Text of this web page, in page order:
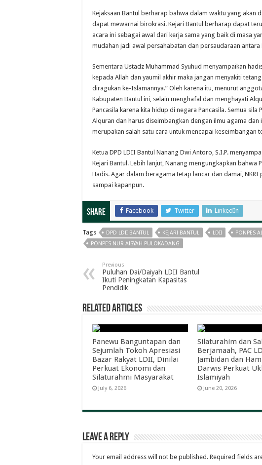
Kejaksaan Bantul berharap bahwa dalam waktu yang akan
dapat mewarnai birokrasi. Kejari Bantul berharap dapat
acara ini sebagai awal dari kerja sama yang baik di masa
mudahan jadi awal persahabatan dan persaudaraan antara
Sementara Ustadz Muhammad Syuhud menyampaikan
kepada Allah dan yaumil akhir maka jangan menyakiti
diragukan ke-Islamannya.” Oleh karena itu, menurut
Kabupaten Bantul ini, selain menghafal dan menghayati
Pancasila karena kita hidup di negara Pancasila. Semua sila
Alquran dan harus diseimbangkan dengan ilmu agama dan
merupakan salah satu cara untuk mencapai keseimbangan
Ketua DPD LDII Bantul Nanang Dwi Antoro, S.I.P.
Kejari Bantul. Lebih lanjut, Nanang mengungkapkan bahwa
Hadis. Agar dalam beragama tetap lancar dan damai,
sampai kapanpun.
Share Facebook Twitter LinkedIn
Tags DPD LDII BANTUL KEJARI BANTUL LDII
PONPES
PONPES NUR AISYAH PULOKADANG
Previous
Puluhan Dai/Daiyah LDII Bantul
Ikuti Peningkatan Kapasitas
Pendidik
Related Articles
Panewu Banguntapan dan
Sejumlah Tokoh Apresiasi
Bazar Rakyat LDII, Dinilai
Perkuat Ekonomi dan
Silaturahmi Masyarakat
July 6, 2026
Silaturahim dan
Berjamaah, PAC
Jambidan dan
Darwis Perkuat
Islamiyah
June 20, 2026
Leave a Reply
Your email address will not be published. Required fields